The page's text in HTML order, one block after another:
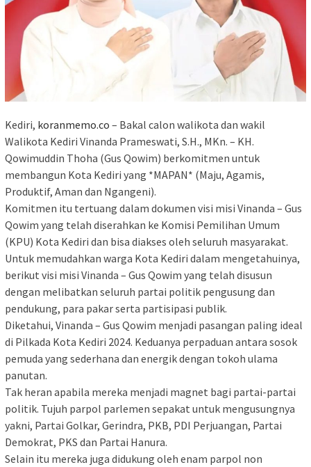
Kediri, koranmemo.co – Bakal calon walikota dan wakil
Walikota Kediri Vinanda Prameswati, S.H., MKn. – KH.
Qowimuddin Thoha (Gus Qowim) berkomitmen untuk
membangun Kota Kediri yang *MAPAN* (Maju, Agamis,
Produktif, Aman dan Ngangeni).
Komitmen itu tertuang dalam dokumen visi misi Vinanda – Gus
Qowim yang telah diserahkan ke Komisi Pemilihan Umum
(KPU) Kota Kediri dan bisa diakses oleh seluruh masyarakat.
Untuk memudahkan warga Kota Kediri dalam mengetahuinya,
berikut visi misi Vinanda – Gus Qowim yang telah disusun
dengan melibatkan seluruh partai politik pengusung dan
pendukung, para pakar serta partisipasi publik.
Diketahui, Vinanda – Gus Qowim menjadi pasangan paling ideal
di Pilkada Kota Kediri 2024. Keduanya perpaduan antara sosok
pemuda yang sederhana dan energik dengan tokoh ulama
panutan.
Tak heran apabila mereka menjadi magnet bagi partai-partai
politik. Tujuh parpol parlemen sepakat untuk mengusungnya
yakni, Partai Golkar, Gerindra, PKB, PDI Perjuangan, Partai
Demokrat, PKS dan Partai Hanura.
Selain itu mereka juga didukung oleh enam parpol non